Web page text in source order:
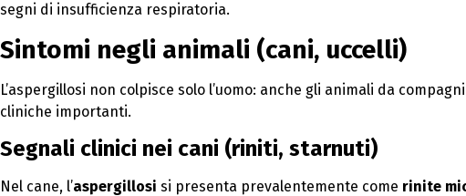
segni di insufficienza respiratoria.
Sintomi negli animali (cani, uccelli)
L’aspergillosi non colpisce solo l’uomo: anche gli animali da
cliniche importanti.
Segnali clinici nei cani (riniti, starnuti)
Nel cane, l’aspergillosi si presenta prevalentemente come rinite